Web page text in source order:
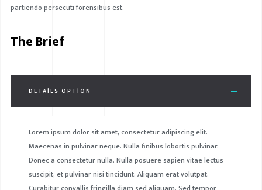
partiendo persecuti forensibus est.
The Brief
DETAILS OPTION
Lorem ipsum dolor sit amet, consectetur adipiscing elit.
Maecenas in pulvinar neque. Nulla finibus lobortis pulvinar.
Donec a consectetur nulla. Nulla posuere sapien vitae lectus
suscipit, et pulvinar nisi tincidunt. Aliquam erat volutpat.